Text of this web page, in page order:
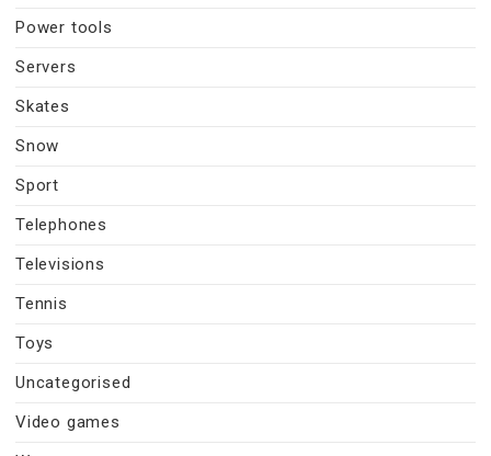
Power tools
Servers
Skates
Snow
Sport
Telephones
Televisions
Tennis
Toys
Uncategorised
Video games